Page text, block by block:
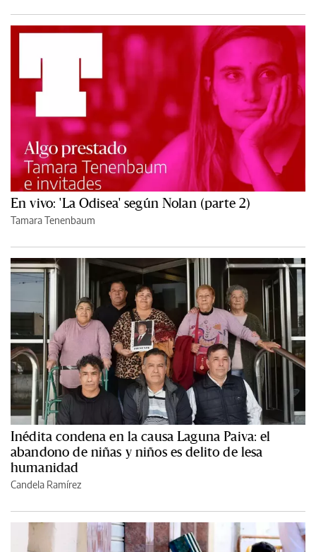
En vivo: 'La Odisea' según Nolan (parte 2)
Tamara Tenenbaum
Inédita condena en la causa Laguna Paiva: el
abandono de niñas y niños es delito de lesa
humanidad
Candela Ramírez